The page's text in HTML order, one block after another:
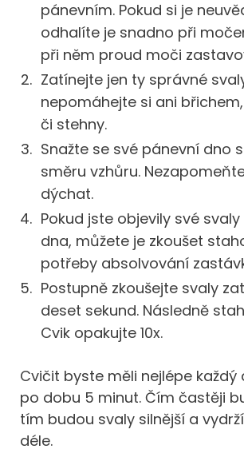
pánevním. Pokud si je
odhalíte je snadno při
při něm proud moči
Zatínejte jen ty správné
nepomáhejte si ani
či stehny.
Snažte se své pánevní dno
směru vzhůru.
dýchat.
Pokud jste objevily své
dna, můžete je zkoušet
potřeby absolvování
Postupně zkoušejte svaly
deset sekund. Následně
Cvik opakujte 10x.
Cvičit byste měli nejlépe každý
po dobu 5 minut. Čím častěji
tím budou svaly silnější a
déle.